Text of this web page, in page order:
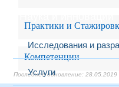
Исследования и
Услуги 28.05.2019
28.05.2019
28.05.2019
28.05.2019
28.05.2019
28.05.2019
28.05.2019
28.05.2019
28.05.2019
28.05.2019
28.05.2019
Практики и
28.05.2019
Компетенции
28.05.2019